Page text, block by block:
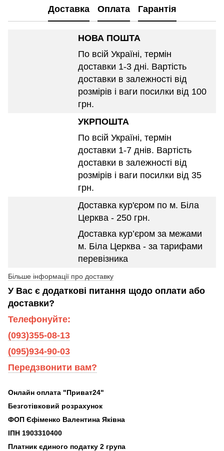
Доставка Оплата Гарантія
НОВА ПОШТА
По всій Україні, термін
доставки 1-3 дні. Вартість
доставки в залежності від
розмірів і ваги посилки від 100
грн.
УКРПОШТА
По всій Україні, термін
доставки 1-7 днів. Вартість
доставки в залежності від
розмірів і ваги посилки від 35
грн.
Доставка кур'єром по м. Біла
Церква - 250 грн.
Доставка кур’єром за межами
м. Біла Церква - за тарифами
перевізника
Більше інформації про доставку
У Вас є додаткові питання щодо оплати або
доставки?
Телефонуйте:
(093)355-08-13
(095)934-90-03
Передзвонити вам?
Онлайн оплата "Приват24"
Безготівковий розрахунок
ФОП Єфіменко Валентина Яківна
ІПН 1903310400
Платник єдиного податку 2 група